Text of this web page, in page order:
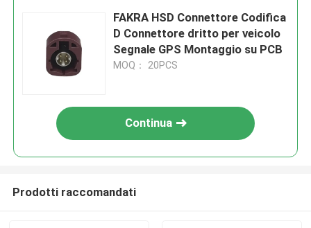
FAKRA HSD Connettore Codifica
D Connettore dritto per veicolo
Segnale GPS Montaggio su PCB
MOQ： 20PCS
Continua
Prodotti raccomandati